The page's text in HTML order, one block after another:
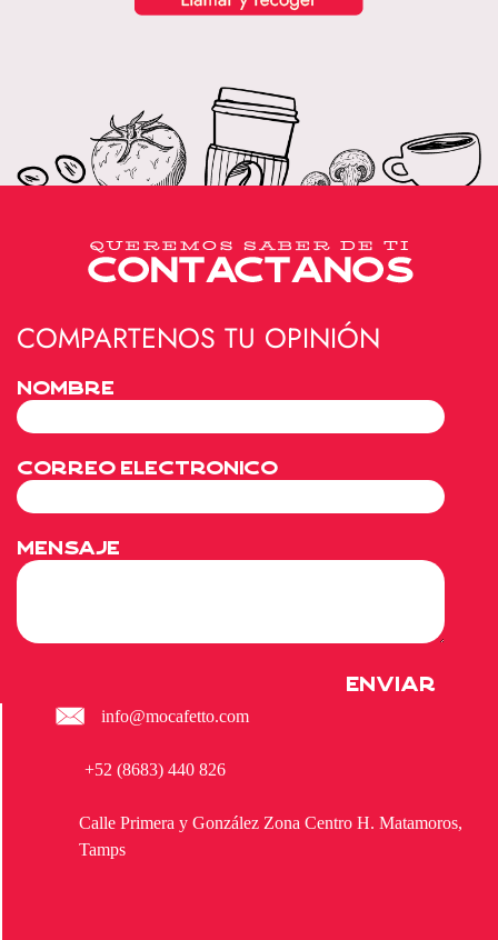
COMPARTENOS TU OPINIÓN
Nombre
Correo Electronico
Mensaje
info@mocafetto.com
+52 (8683) 440 826
Calle Primera y González Zona Centro H. Matamoros,
Tamps